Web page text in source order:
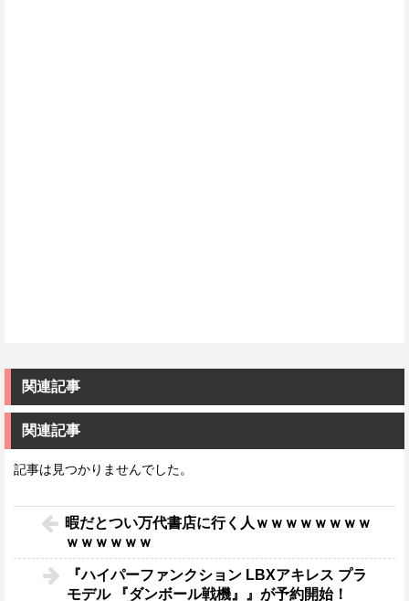
関連記事
関連記事
記事は見つかりませんでした。
暇だとつい万代書店に行く人ｗｗｗｗｗｗｗｗ
ｗｗｗｗｗｗ
『ハイパーファンクション LBXアキレス プラ
モデル 『ダンボール戦機』』が予約開始！